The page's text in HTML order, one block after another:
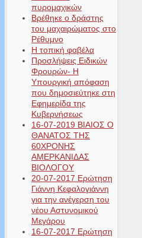
πυρομαχικών
Βρέθηκε ο δράστης
του μαχαιρώματος στο
Ρέθυμνο
Η τοπική φαβέλα
Προσλήψεις Ειδικών
Φρουρών- Η
Υπουργική απόφαση
που δημοσιεύτηκε στη
Εφημερίδα της
Κυβερνήσεως
16-07-2019 ΒΙΑΙΟΣ Ο
ΘΑΝΑΤΟΣ ΤΗΣ
60ΧΡΟΝΗΣ
ΑΜΕΡΚΑΝΙΔΑΣ
ΒΙΟΛΟΓΟΥ
20-07-2017 Ερώτηση
Γιάννη Κεφαλογιάννη
για την ανέγερση του
νέου Αστυνομικού
Μεγάρου
16-07-2017 Ερώτηση